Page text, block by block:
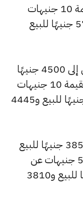
و5725 جنيهًا للشراء، بعد زيادة بقيمة 10 جنيهات
مقارنة بالسعر السابق الذي بلغ 5775 جنيهًا للبيع
كما سجل سعر عيار 14 ارتفاعًا ليصل إلى 4500 جنيهًا
للبيع و4455 جنيهًا للشراء، مرتفعًا بقيمة 10 جنيهات
عن السعر السابق الذي كان 4490 جنيهًا للبيع و4445
وشهد سعر عيار 12 ارتفاعًا ليصبح 3855 جنيهًا للبيع
و3815 جنيهًا للشراء، بزيادة قدرها 5 جنيهات عن
السعر السابق الذي بلغ 3850 جنيهًا للبيع و3810